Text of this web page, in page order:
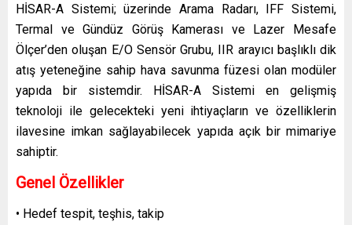
HİSAR-A Sistemi; üzerinde Arama Radarı, IFF Sistemi,
Termal ve Gündüz Görüş Kamerası ve Lazer Mesafe
Ölçer’den oluşan E/O Sensör Grubu, IIR arayıcı başlıklı dik
atış yeteneğine sahip hava savunma füzesi olan modüler
yapıda bir sistemdir. HİSAR-A Sistemi en gelişmiş
teknoloji ile gelecekteki yeni ihtiyaçların ve özelliklerin
ilavesine imkan sağlayabilecek yapıda açık bir mimariye
sahiptir.
Genel Özellikler
• Hedef tespit, teşhis, takip